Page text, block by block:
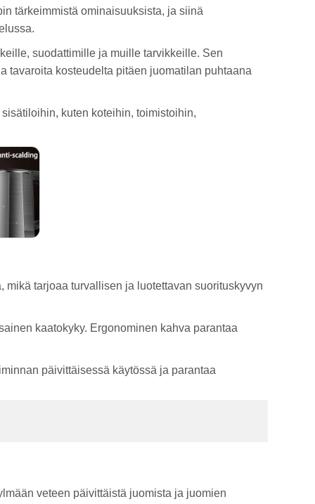
tärkeimmistä ominaisuuksista, ja siinä
suodattimille ja muille tarvikkeille. Sen
tavaroita kosteudelta pitäen juomatilan puhtaana
kuten koteihin, toimistoihin,
tarjoaa turvallisen ja luotettavan suorituskyvyn
kaatokyky. Ergonominen kahva parantaa
päivittäisessä käytössä ja parantaa
veteen päivittäistä juomista ja juomien